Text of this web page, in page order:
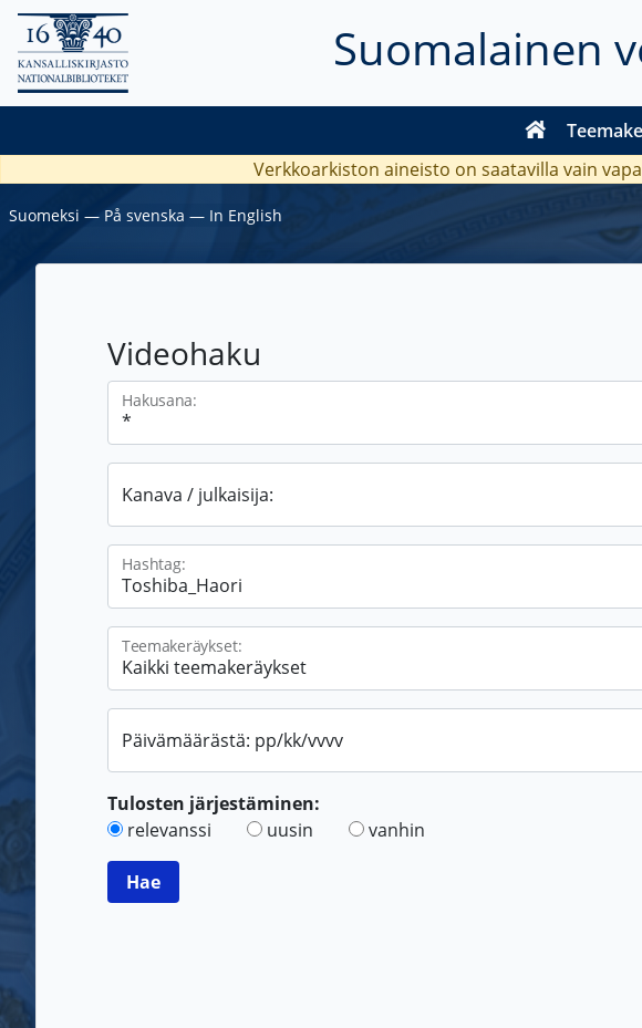
Suomalainen
Verkkoarkiston aineisto on saatavilla vain
Suomeksi ― På svenska ― In English
Videohaku
Hakusana:
Kanava / julkaisija:
Hashtag:
Teemakeräykset:
Päivämäärästä: pp/kk/vvvv
Tulosten järjestäminen:
relevanssi
uusin vanhin